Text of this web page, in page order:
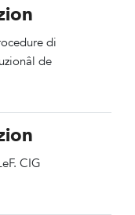
di
de
CIG